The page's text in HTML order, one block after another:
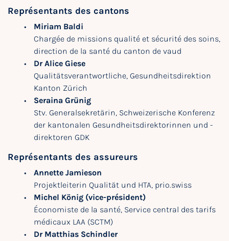
Représentants des cantons
Miriam Baldi
Chargée de missions qualité et sécurité des soins,
direction de la santé du canton de vaud
Dr Alice Giese
Qualitätsverantwortliche, Gesundheitsdirektion
Kanton Zürich
Seraina Grünig
Stv. Generalsekretärin, Schweizerische Konferenz
der kantonalen Gesundheitsdirektorinnen und -
direktoren GDK
Représentants des assureurs
Annette Jamieson
Projektleiterin Qualität und HTA, prio.swiss
Michel König (vice-président)
Économiste de la santé, Service central des tarifs
médicaux LAA (SCTM)
Dr Matthias Schindler